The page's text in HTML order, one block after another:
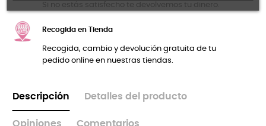
Si no estás satisfecho te devolvemos tu dinero.
Recogida en Tienda
Recogida, cambio y devolución gratuita de tu
pedido online en nuestras tiendas.
Descripción Detalles del producto
Opiniones Comentarios